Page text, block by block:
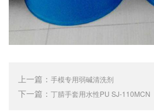
上一篇： 手模专用弱碱清洗剂
下一篇： 丁腈手套用水性PU SJ-110MCN